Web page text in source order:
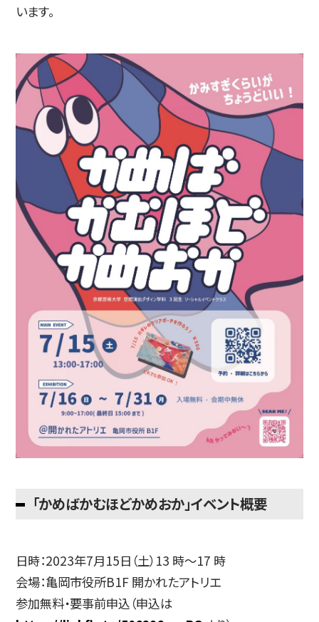
います。
「かめばかむほどかめおか」イベント概要
日時：2023年7月15日（土）13 時～17 時
会場：亀岡市役所B1F 開かれたアトリエ
参加無料・要事前申込（申込は